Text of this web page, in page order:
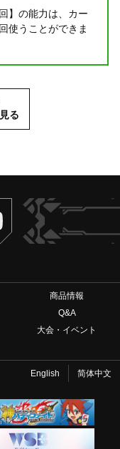
】の能力は、カー
使うことができま
る
ヴァンガードch
商品情報
Q&A
大会・イベント
English 简体中文